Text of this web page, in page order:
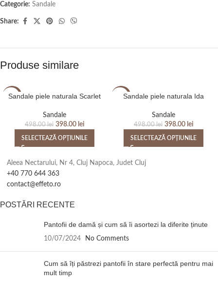
Categorie: Sandale
Share:
Produse similare
-20%
Sandale piele naturala Scarlet
Sandale
498.00lei 398.00 lei
SELECTEAZĂ OPȚIUNILE
-20%Sandale piele naturala Ida
Sandale
498.00lei 398.00 lei
SELECTEAZĂ OPȚIUNILE
Aleea Nectarului, Nr 4, Cluj Napoca, Judet Cluj
+40 770 644 363
contact@effeto.ro
POSTĂRI RECENTE
Pantofii de damă și cum să îi asortezi la diferite ținute
10/07/2024 No Comments
Cum să îți păstrezi pantofii în stare perfectă pentru mai
mult timp